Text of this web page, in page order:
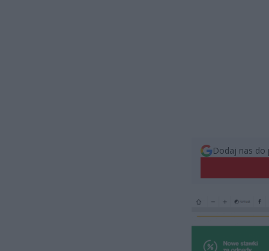
Dodaj nas do